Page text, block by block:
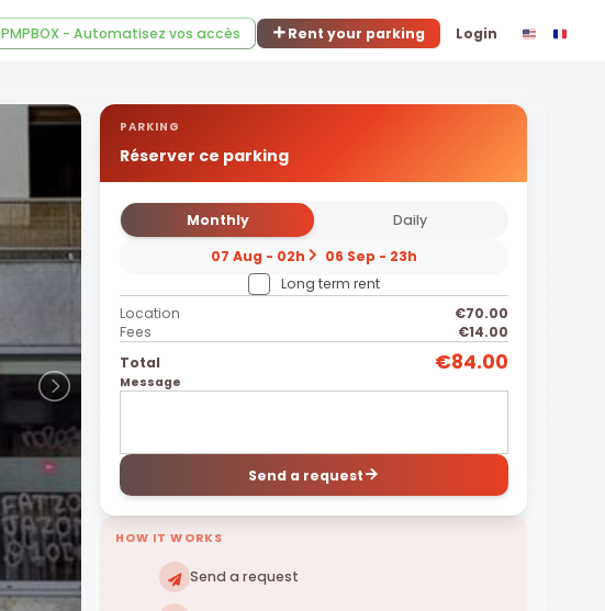
PMPBOX - Automatisez vos accès Rent your parking Login
PARKING
Réserver ce parking
Monthly
Daily
07 Aug - 02h
06 Sep - 23h
Long term rent
Location
€70.00
Fees
€14.00
Total
€84.00
Message
Send a request
HOW IT WORKS
Send a request